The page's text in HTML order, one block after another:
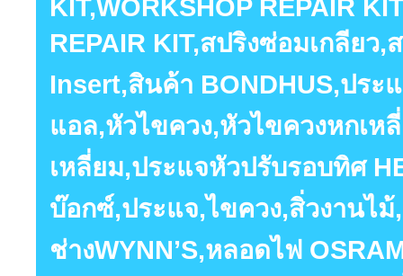
KIT,WORKSHOP REPAIR
REPAIR KIT,สปริงซ่อมเกลียว
Insert,สินค้า BONDHUS,ประ
แอล,หัวไขควง,หัวไขควงหกเห
เหลี่ยม,ประแจหัวปรับรอบทิศ
บ๊อกซ์,ประแจ,ไขควง,สิ่วงานไม้
ช่างWYNN’S,หลอดไฟ